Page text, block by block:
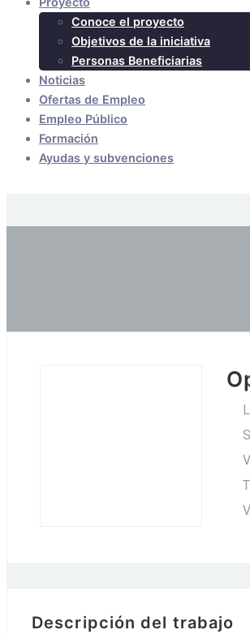
Conoce el proyecto
Objetivos de la iniciativa
Personas Beneficiarias
Noticias
Ofertas de Empleo
Empleo Público
Formación
Ayudas y subvenciones
Descripción del trabajo